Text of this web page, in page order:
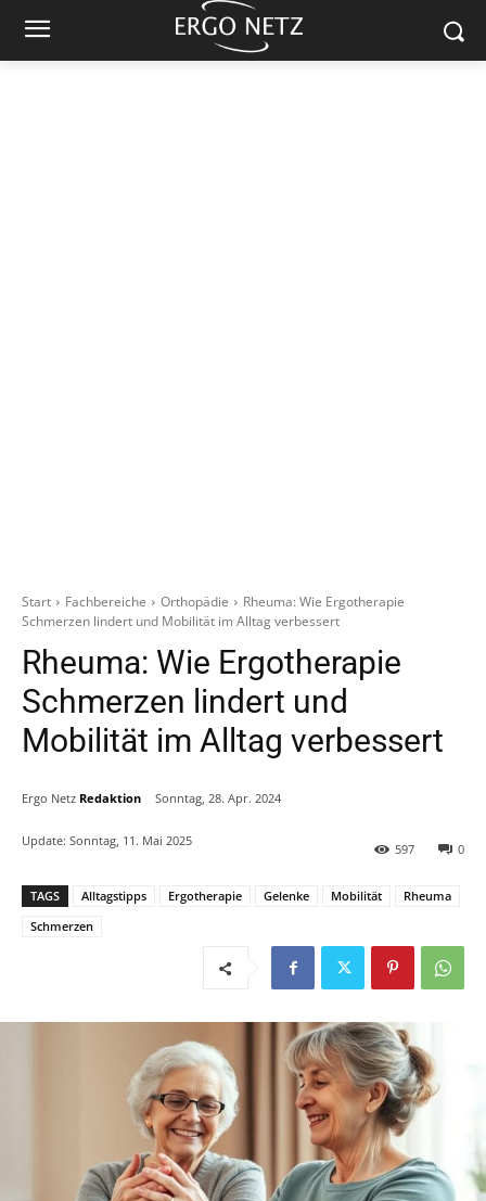
Start Fachbereiche Orthopädie
Rheuma: Wie Ergotherapie
Schmerzen lindert und Mobilität im Alltag verbessert
Rheuma: Wie Ergotherapie
Schmerzen lindert und
Mobilität im Alltag verbessert
Ergo Netz Redaktion Sonntag, 28. Apr. 2024
Update: Sonntag, 11. Mai 2025
0
597
TAGS Alltagstipps Ergotherapie Gelenke Mobilität
Rheuma
Schmerzen